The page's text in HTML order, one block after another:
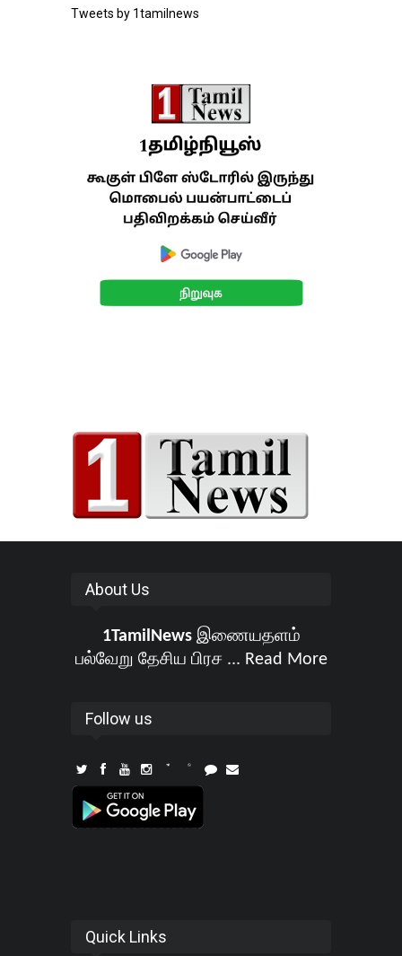
Tweets by 1tamilnews
About Us
1TamilNewsஇணையதளம்
பல்வேறு தேசிய பிரச ... Read More
Follow us
Quick Links